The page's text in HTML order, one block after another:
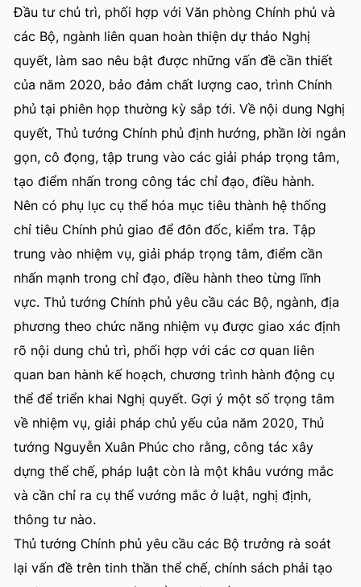
Đầu tư chủ trì, phối hợp với Văn phòng Chính phủ và
các Bộ, ngành liên quan hoàn thiện dự thảo Nghị
quyết, làm sao nêu bật được những vấn đề cần thiết
của năm 2020, bảo đảm chất lượng cao, trình Chính
phủ tại phiên họp thường kỳ sắp tới. Về nội dung Nghị
quyết, Thủ tướng Chính phủ định hướng, phần lời ngắn
gọn, cô đọng, tập trung vào các giải pháp trọng tâm,
tạo điểm nhấn trong công tác chỉ đạo, điều hành.
Nên có phụ lục cụ thể hóa mục tiêu thành hệ thống
chỉ tiêu Chính phủ giao để đôn đốc, kiểm tra. Tập
trung vào nhiệm vụ, giải pháp trọng tâm, điểm cần
nhấn mạnh trong chỉ đạo, điều hành theo từng lĩnh
vực. Thủ tướng Chính phủ yêu cầu các Bộ, ngành, địa
phương theo chức năng nhiệm vụ được giao xác định
rõ nội dung chủ trì, phối hợp với các cơ quan liên
quan ban hành kế hoạch, chương trình hành động cụ
thể để triển khai Nghị quyết. Gợi ý một số trọng tâm
về nhiệm vụ, giải pháp chủ yếu của năm 2020, Thủ
tướng Nguyễn Xuân Phúc cho rằng, công tác xây
dựng thể chế, pháp luật còn là một khâu vướng mắc
và cần chỉ ra cụ thể vướng mắc ở luật, nghị định,
thông tư nào.
Thủ tướng Chính phủ yêu cầu các Bộ trưởng rà soát
lại vấn đề trên tinh thần thể chế, chính sách phải tạo